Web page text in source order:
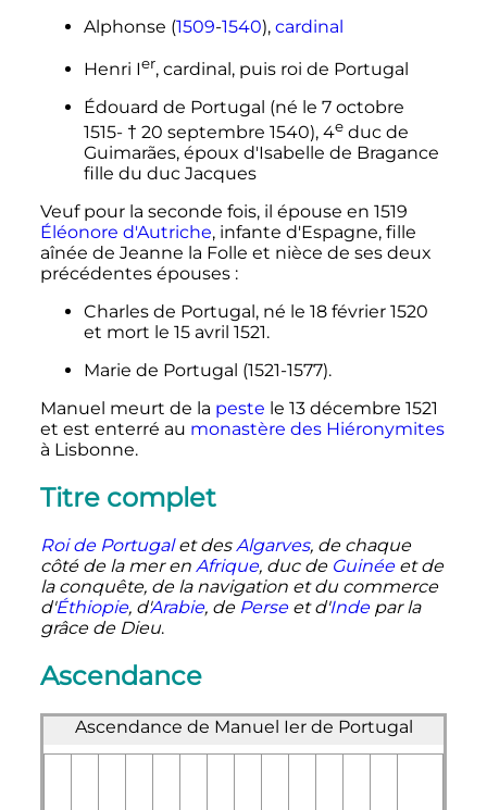
Alphonse (1509-1540), cardinal
Henri Ier, cardinal, puis roi de Portugal
Édouard de Portugal (né le 7 octobre
1515- † 20 septembre 1540), 4educ de
Guimarães, époux d'Isabelle de Bragance
fille du duc Jacques
Veuf pour la seconde fois, il épouse en 1519
Éléonore d'Autriche, infante d'Espagne, fille
aînée de Jeanne la Folle et nièce de ses deux
précédentes épouses :
Charles de Portugal, né le 18 février 1520
et mort le 15 avril 1521.
Marie de Portugal (1521-1577).
Manuel meurt de la peste le 13 décembre 1521
et est enterré au monastère des Hiéronymites
à Lisbonne.
Titre complet
Roi de Portugalet desAlgarves, de chaque
côté de la mer en Afrique, duc de Guinéeet de
la conquête, de la navigation et du commerce
d'Éthiopie, d'Arabie, de Perseet d'Indepar la
grâce de Dieu.
Ascendance
Ascendance de Manuel Ier de Portugal